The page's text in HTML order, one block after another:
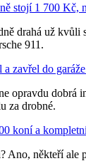
stojí 1 700 Kč,
drahá už kvůli
911.
zavřel do
opravdu
za drobné.
koní a
Ano, někteří